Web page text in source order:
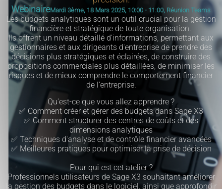
WebinaireMardi 3ème, 18 Mars 2025, 10:00 - 11:00, Réunion Teams
Les budgets analytiques sont un outil crucial pour la gestion
financière et stratégique de toute organisation.
Ils offrent un niveau détaillé d'informations, permettant aux
gestionnaires et aux dirigeants d'entreprise de prendre des
décisions plus stratégiques et éclairées, de construire des
propositions commerciales plus détaillées, de minimiser les
risques et de mieux comprendre le comportement financier
de l'entreprise.
Qu'est-ce que vous allez apprendre ?
✅ Comment créer et gérer des budgets dans Sage X3
✅ Comment structurer des centres de coûts et des
dimensions analytiques
✅ Techniques d'analyse et de contrôle financier avancées
✅ Meilleures pratiques pour optimiser la prise de décision
Pour qui est cet atelier ?
Professionnels utilisateurs de Sage X3 souhaitant améliorer
la gestion des budgets dans le logiciel, ainsi que approfondir